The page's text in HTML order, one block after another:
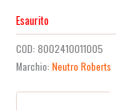
Esaurito
COD: 8002410011005
Marchio: Neutro Roberts